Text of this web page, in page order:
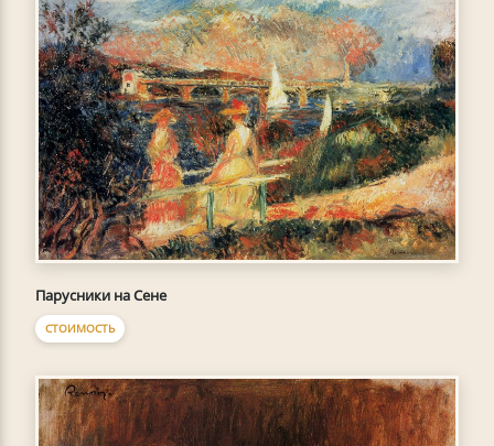
Парусники на Сене
СТОИМОСТЬ